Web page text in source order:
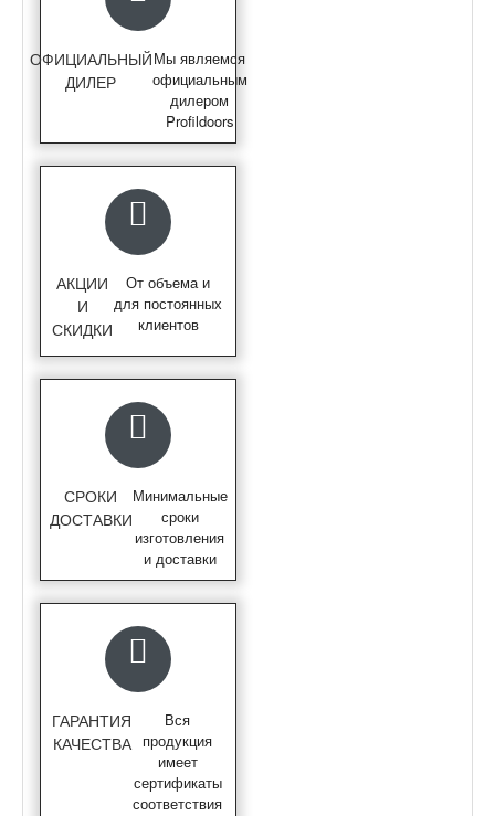
ОФИЦИАЛЬНЫЙ
ДИЛЕР
Мы являемся
официальным
дилером
Profildoors
АКЦИИ
И
СКИДКИ
От объема и
для постоянных
клиентов
СРОКИ
ДОСТАВКИ
Минимальные
сроки
изготовления
и доставки
ГАРАНТИЯ
КАЧЕСТВА
Вся
продукция
имеет
сертификаты
соответствия